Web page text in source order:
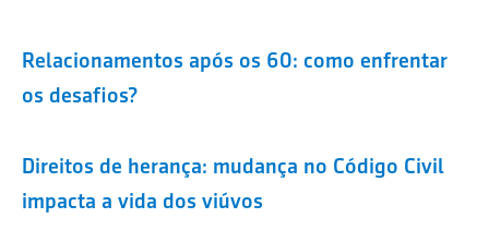
Relacionamentos após os 60: como enfrentar
os desafios?
Direitos de herança: mudança no Código Civil
impacta a vida dos viúvos